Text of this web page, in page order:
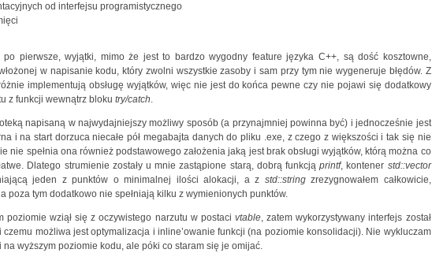
od interfejsu programistycznego
po pierwsze, wyjątki, mimo że jest to bardzo wygodny feature języka C++, są dość kosztowne,
w napisanie kodu, który zwolni wszystkie zasoby i sam przy tym nie wygeneruje błędów. Z
implementują obsługę wyjątków, więc nie jest do końca pewne czy nie pojawi się dodatkowy
z funkcji wewnątrz bloku try/catch
napisaną w najwydajniejszy możliwy sposób (a przynajmniej powinna być) i jednocześnie jest
i na start dorzuca niecałe pół megabajta danych do pliku .exe, z czego z większości i tak się nie
nie spełnia ona również podstawowego założenia jaką jest brak obsługi wyjątków, którą można co
Dlatego strumienie zostały u mnie zastąpione starą, dobrą funkcjąprintf, kontener std::vector
jeden z punktów o minimalnej ilości alokacji, a z std::stringzrezygnowałem całkowicie,
poza tym dodatkowo nie spełniają kilku z wymienionych punktów.
poziomie wziął się z oczywistego narzutu w postaci vtable, zatem wykorzystywany interfejs został
możliwa jest optymalizacja i inline’owanie funkcji (na poziomie konsolidacji). Nie wykluczam
na wyższym poziomie kodu, ale póki co staram się je omijać.